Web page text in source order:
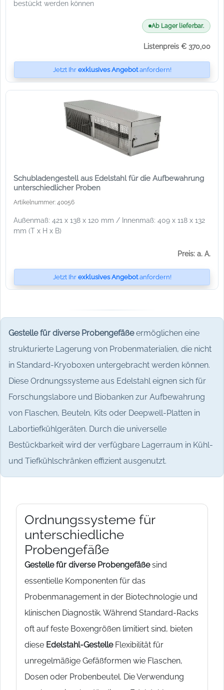
Gestelle für diverse Probengefäßeermöglichen eine
strukturierte Lagerung von Probenmaterialien, die nicht
in Standard-Kryoboxen untergebracht werden können.
Diese Ordnungssysteme aus Edelstahl eignen sich für
Forschungslabore und Biobanken zur Aufbewahrung
von Flaschen, Beuteln, Kits oder Deepwell-Platten in
Labortiefkühlgeräten. Durch die universelle
Bestückbarkeit wird der verfügbare Lagerraum in Kühl-
und Tiefkühlschränken effizient ausgenutzt.
bestückt werden können
Ab Lager lieferbar.
Listenpreis € 370,00
Jetzt Ihr exklusives Angebotanfordern!
Schubladengestell aus Edelstahl für die Aufbewahrung
unterschiedlicher Proben
Artikelnummer: 40056
Außenmaß: 421 x 138 x 120 mm / Innenmaß: 409 x 118 x 132
mm (T x H x B)
Preis: a. A.
Jetzt Ihr exklusives Angebotanfordern!
Ordnungssysteme für
unterschiedliche
Probengefäße
Gestelle für diverse Probengefäßesind
essentielle Komponenten für das
Probenmanagement in der Biotechnologie und
klinischen Diagnostik. Während Standard-Racks
oft auf feste Boxengrößen limitiert sind, bieten
diese Edelstahl-GestelleFlexibilität für
unregelmäßige Gefäßformen wie Flaschen,
Dosen oder Probenbeutel. Die Verwendung